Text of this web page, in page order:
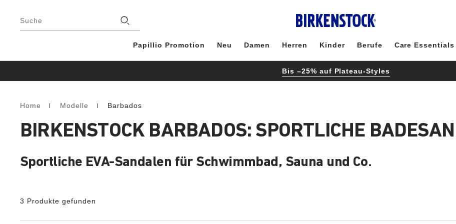
Suche
Papillio Promotion Neu Damen Herren Kinder Berufe Care Essentials
Bis –25% auf Plateau-Styles
Homepage
Home Modelle Barbados
BIRKENSTOCK BARBADOS: SPORTLICHE
Sportliche EVA-Sandalen für Schwimmbad, Sauna und Co.
3 Produkte gefunden